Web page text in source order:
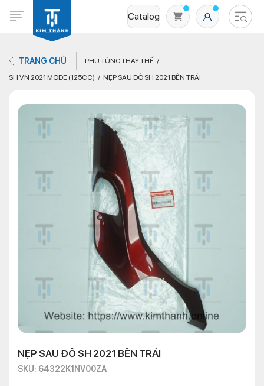
Catalog
Không có sản phẩm nào trong giỏ hàng
TRANG CHỦ
PHỤ TÙNG THAY THẾ
SH VN 2021 MODE (125CC)
NẸP SAU ĐÔ SH 2021 BÊN TRÁI
NẸP SAU ĐÔ SH 2021 BÊN TRÁI
SKU: 64322K1NV00ZA